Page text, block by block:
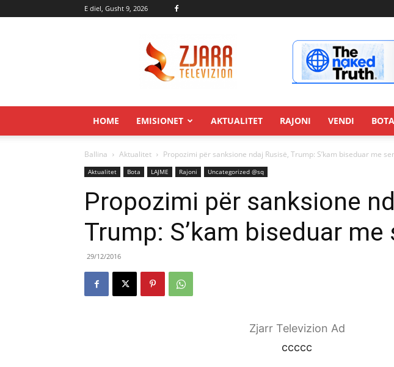
E diel, Gusht 9, 2026
HOME EMISIONET AKTUALITET RAJONI VENDI BOTA
Ballina Aktualitet Propozimi për sanksione ndaj Rusisë, Trump: S’kam biseduar me
Aktualitet Bota LAJME Rajoni Uncategorized @sq
Propozimi për sanksione
Trump: S’kam biseduar
29/12/2016
Zjarr Televizion Ad
ccccc